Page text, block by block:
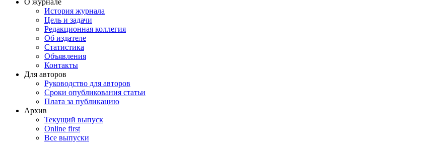
О журнале
История журнала
Цель и задачи
Редакционная коллегия
Об издателе
Статистика
Объявления
Контакты
Для авторов
Руководство для авторов
Сроки опубликования статьи
Плата за публикацию
Архив
Текущий выпуск
Online first
Все выпуски